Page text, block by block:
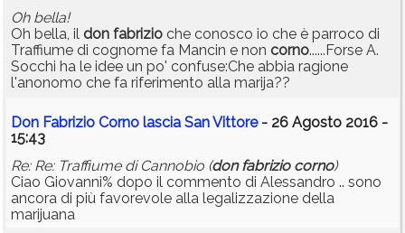
Oh bella!
Oh bella, il don fabrizio che conosco io che è parroco di
Traffiume di cognome fa Mancin e non corno......Forse A.
Socchi ha le idee un po' confuse:Che abbia ragione
l'anonomo che fa riferimento alla marija??
Don Fabrizio Corno lascia San Vittore- 26 Agosto 2016 -
15:43
Re: Re: Traffiume di Cannobio (don fabrizio corno)
Ciao Giovanni% dopo il commento di Alessandro .. sono
ancora di più favorevole alla legalizzazione della
marijuana